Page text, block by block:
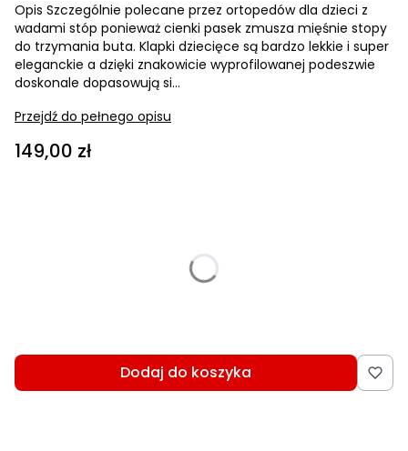
Opis Szczególnie polecane przez ortopedów dla dzieci z
wadami stóp ponieważ cienki pasek zmusza mięśnie stopy
do trzymania buta. Klapki dziecięce są bardzo lekkie i super
eleganckie a dzięki znakowicie wyprofilowanej podeszwie
doskonale dopasowują si...
Przejdź do pełnego opisu
Cena
149,00 zł
Dodaj do koszyka